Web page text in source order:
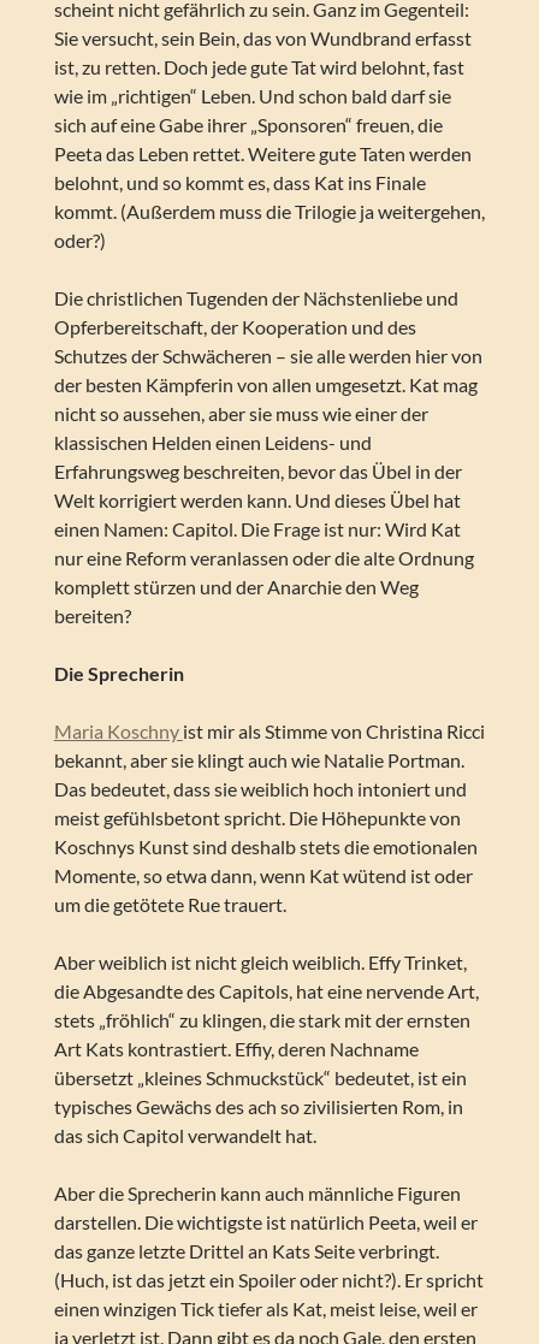
scheint nicht gefährlich zu sein. Ganz im Gegenteil:
Sie versucht, sein Bein, das von Wundbrand erfasst
ist, zu retten. Doch jede gute Tat wird belohnt, fast
wie im „richtigen“ Leben. Und schon bald darf sie
sich auf eine Gabe ihrer „Sponsoren“ freuen, die
Peeta das Leben rettet. Weitere gute Taten werden
belohnt, und so kommt es, dass Kat ins Finale
kommt. (Außerdem muss die Trilogie ja weitergehen,
oder?)
Die christlichen Tugenden der Nächstenliebe und
Opferbereitschaft, der Kooperation und des
Schutzes der Schwächeren – sie alle werden hier von
der besten Kämpferin von allen umgesetzt. Kat mag
nicht so aussehen, aber sie muss wie einer der
klassischen Helden einen Leidens- und
Erfahrungsweg beschreiten, bevor das Übel in der
Welt korrigiert werden kann. Und dieses Übel hat
einen Namen: Capitol. Die Frage ist nur: Wird Kat
nur eine Reform veranlassen oder die alte Ordnung
komplett stürzen und der Anarchie den Weg
bereiten?
Die Sprecherin
Maria Koschny ist mir als Stimme von Christina Ricci
bekannt, aber sie klingt auch wie Natalie Portman.
Das bedeutet, dass sie weiblich hoch intoniert und
meist gefühlsbetont spricht. Die Höhepunkte von
Koschnys Kunst sind deshalb stets die emotionalen
Momente, so etwa dann, wenn Kat wütend ist oder
um die getötete Rue trauert.
Aber weiblich ist nicht gleich weiblich. Effy Trinket,
die Abgesandte des Capitols, hat eine nervende Art,
stets „fröhlich“ zu klingen, die stark mit der ernsten
Art Kats kontrastiert. Effiy, deren Nachname
übersetzt „kleines Schmuckstück“ bedeutet, ist ein
typisches Gewächs des ach so zivilisierten Rom, in
das sich Capitol verwandelt hat.
Aber die Sprecherin kann auch männliche Figuren
darstellen. Die wichtigste ist natürlich Peeta, weil er
das ganze letzte Drittel an Kats Seite verbringt.
(Huch, ist das jetzt ein Spoiler oder nicht?). Er spricht
einen winzigen Tick tiefer als Kat, meist leise, weil er
ja verletzt ist. Dann gibt es da noch Gale, den ersten